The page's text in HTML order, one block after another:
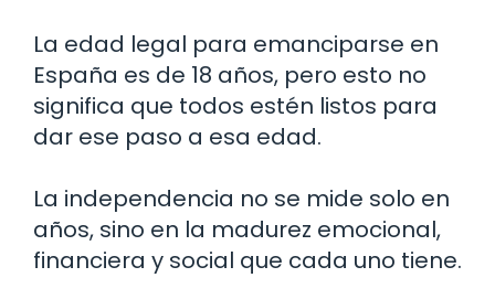
La edad legal para emanciparse en
España es de 18 años, pero esto no
significa que todos estén listos para
dar ese paso a esa edad.
La independencia no se mide solo en
años, sino en la madurez emocional,
financiera y social que cada uno tiene.